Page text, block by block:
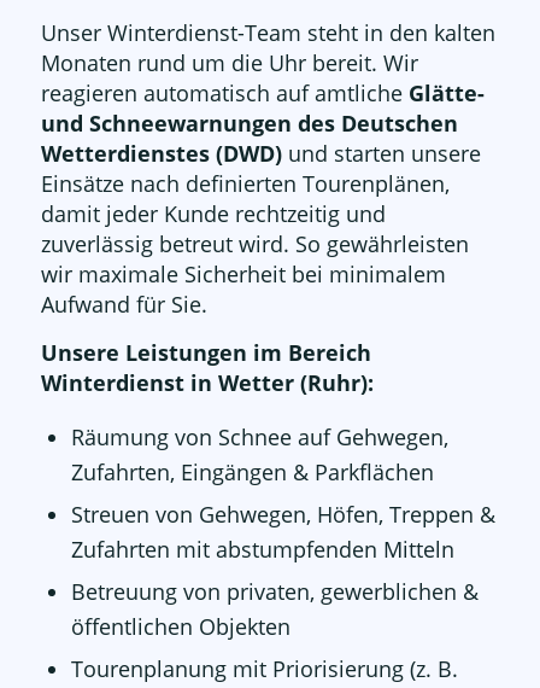
Unser Winterdienst-Team steht in den kalten
Monaten rund um die Uhr bereit. Wir
reagieren automatisch auf amtliche Glätte-
und Schneewarnungen des Deutschen
Wetterdienstes (DWD) und starten unsere
Einsätze nach definierten Tourenplänen,
damit jeder Kunde rechtzeitig und
zuverlässig betreut wird. So gewährleisten
wir maximale Sicherheit bei minimalem
Aufwand für Sie.
Unsere Leistungen im Bereich
Winterdienst in Wetter (Ruhr):
Räumung von Schnee auf Gehwegen,
Zufahrten, Eingängen & Parkflächen
Streuen von Gehwegen, Höfen, Treppen &
Zufahrten mit abstumpfenden Mitteln
Betreuung von privaten, gewerblichen &
öffentlichen Objekten
Tourenplanung mit Priorisierung (z. B.